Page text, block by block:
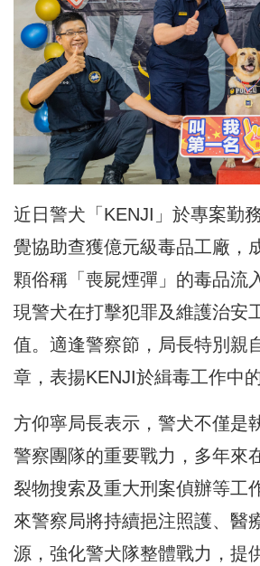
近日警犬「KENJI」於專案勤
覺協助查獲億元級毒品工廠，
顆俗稱「喪屍煙彈」的毒品流
現警犬在打擊犯罪及維護治安
值。適逢警察節，局長特別親
章，表揚KENJI於緝毒工作中
方仰寧局長表示，警犬不僅是
警察團隊的重要戰力，多年來
裂物搜索及重大刑案偵辦等工
來警察局將持續挹注照護、醫
源，強化警犬隊整體戰力，提